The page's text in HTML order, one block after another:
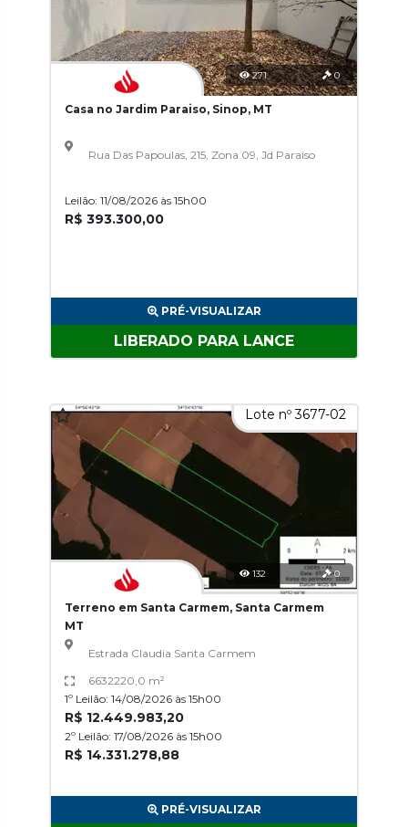
271 0
Casa no Jardim Paraiso, Sinop, MT
Rua Das Papoulas, 215, Zona 09, Jd Paraiso
Leilão: 11/08/2026 às 15h00
R$ 393.300,00
PRÉ-VISUALIZAR
LIBERADO PARA LANCE
Lote nº 3677-02
132 0
Terreno em Santa Carmem, Santa Carmem
MT
Estrada Claudia Santa Carmem
6632220,0 m²
1º Leilão: 14/08/2026 às 15h00
R$ 12.449.983,20
2º Leilão: 17/08/2026 às 15h00
R$ 14.331.278,88
PRÉ-VISUALIZAR